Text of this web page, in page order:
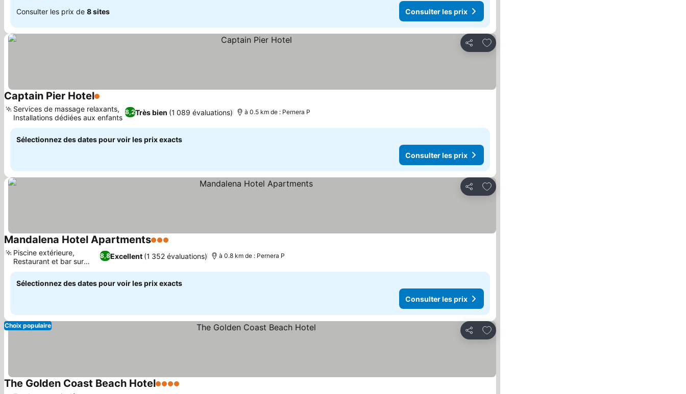
Consulter les prix de 8 sites Consulter les prix
Partager
Ajouter à mes favoris
Captain Pier Hotel1 Étoiles
8,2Très bien (1 089 évaluations)
Services de massage relaxants,
Installations dédiées aux enfants
à 0.5 km de : Pernera P
Sélectionnez des dates pour voir les prix exacts
Consulter les prix
Partager
Ajouter à mes favoris
Mandalena Hotel Apartments3 Étoiles
8,8Excellent (1 352 évaluations)
Piscine extérieure,
Restaurant et bar sur
place
à 0.8 km de : Pernera P
Sélectionnez des dates pour voir les prix exacts
Consulter les prix
Partager
Ajouter à mes favoris
Choix populaire
The Golden Coast Beach Hotel4 Étoiles